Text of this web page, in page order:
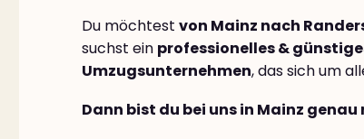
Du möchtest von Mainz nach
suchst ein professionelles &
Umzugsunternehmen, das sich um
Dann bist du bei uns in Mainz